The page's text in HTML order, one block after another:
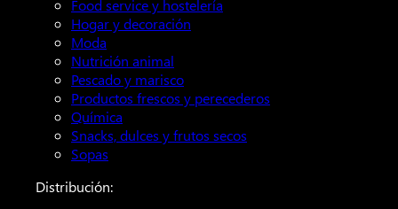
Food service y hostelería
Hogar y decoración
Moda
Nutrición animal
Pescado y marisco
Productos frescos y perecederos
Química
Snacks, dulces y frutos secos
Sopas
Distribución: